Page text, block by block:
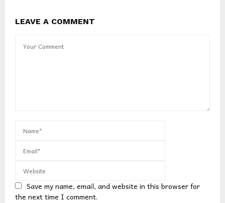
LEAVE A COMMENT
Save my name, email, and website in this browser for
the next time I comment.